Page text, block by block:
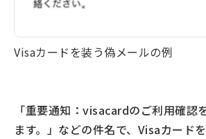
Visaカードを装う偽メールの例
「重要通知：visacardのご利用確認
ます。」などの件名で、Visaカード